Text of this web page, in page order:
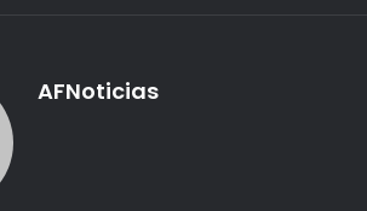
AFNoticias